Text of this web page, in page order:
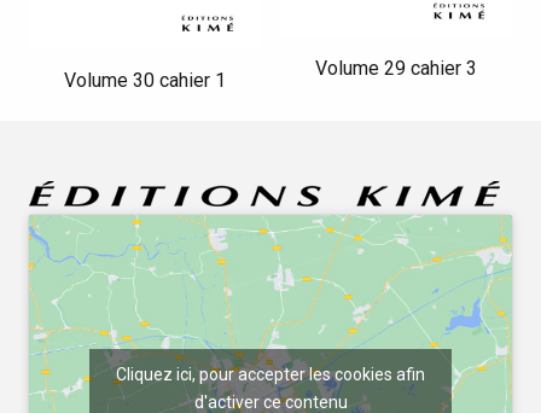
Volume 30 cahier 1
Volume 29 cahier 3
Cliquez ici, pour accepter les cookies afin
d'activer ce contenu